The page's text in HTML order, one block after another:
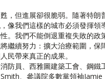
，但進展卻很脆弱。隨著特朗
像我們這樣的城市必須發揮領
。我們不能倒退重複失敗的政
繼續努力：擴大治療範圍，保
民帶來真正的成果。
防員、西雅圖建築工會、鋼鐵
、參議院多數黨領袖Jamie